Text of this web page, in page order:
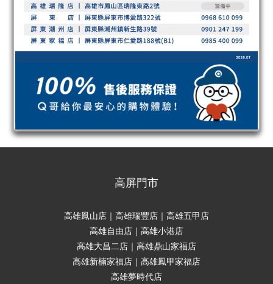
高屏門市
高雄鳳山店｜高雄瑞豐店｜高雄五甲店
高雄自由店｜高雄小港店
高雄大昌二店｜高雄鼎山家福店
高雄新楠家福店｜高雄鳳甲家福店
高雄夢時代店